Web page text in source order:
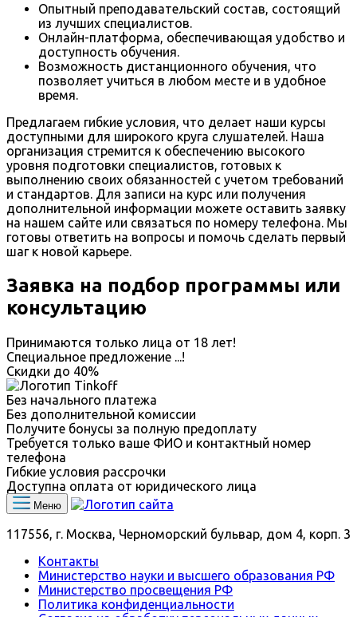
Опытный преподавательский состав, состоящий
из лучших специалистов.
Онлайн-платформа, обеспечивающая удобство и
доступность обучения.
Возможность дистанционного обучения, что
позволяет учиться в любом месте и в удобное
время.
Предлагаем гибкие условия, что делает наши курсы
доступными для широкого круга слушателей. Наша
организация стремится к обеспечению высокого
уровня подготовки специалистов, готовых к
выполнению своих обязанностей с учетом требований
и стандартов. Для записи на курс или получения
дополнительной информации можете оставить заявку
на нашем сайте или связаться по номеру телефона. Мы
готовы ответить на вопросы и помочь сделать первый
шаг к новой карьере.
Заявка на подбор программы или
консультацию
Принимаются только лица от 18 лет!
Специальное предложение ...!
Скидки до 40%
Без начального платежа
Без дополнительной комиссии
Получите бонусы за полную предоплату
Требуется только ваше ФИО и контактный номер
телефона
Гибкие условия рассрочки
Доступна оплата от юридического лица
Меню
117556, г. Москва, Черноморский бульвар, дом 4, корп. 3
Контакты
Министерство науки и высшего образования РФ
Министерство просвещения РФ
Политика конфиденциальности